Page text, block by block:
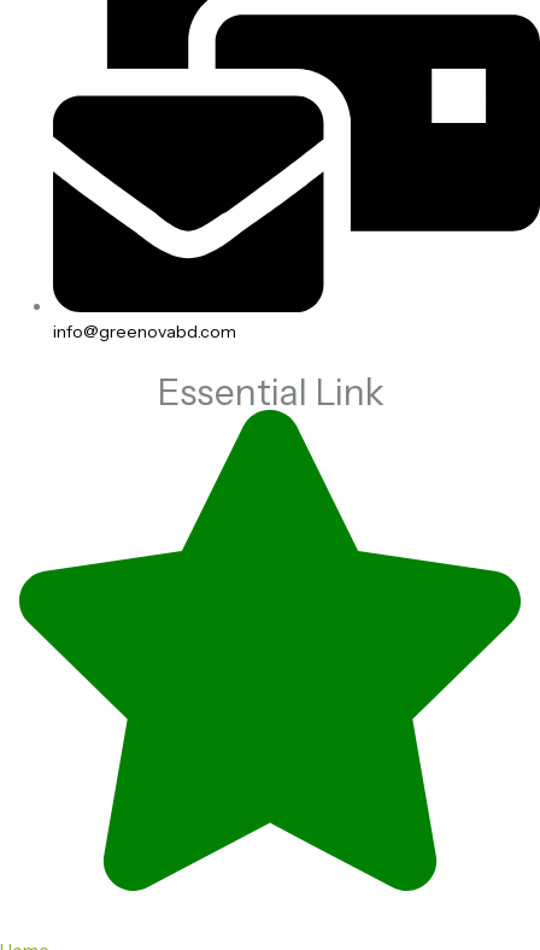
info@greenovabd.com
Essential Link